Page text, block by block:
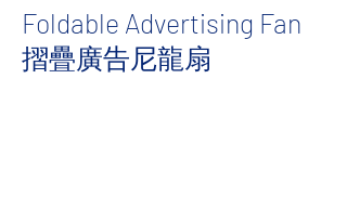
Foldable Advertising Fan
摺疊廣告尼龍扇